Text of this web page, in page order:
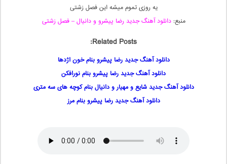
یه روزی تموم میشه این فصل زشتی
منبع:دانلود آهنگ جدید رضا پیشرو و دانیال – فصل زشتی
Related Posts:
دانلود آهنگ جدید رضا پیشرو بنام خون اژدها
دانلود آهنگ جدید رضا پیشرو بنام نورافکن
دانلود آهنگ جدید شایع و مهیار و دانیال بنام کوچه های سه متری
دانلود آهنگ جدید رضا پیشرو بنام مرز